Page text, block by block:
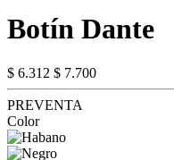
Botín Dante
$ 6.312 $ 7.700
PREVENTA
Color